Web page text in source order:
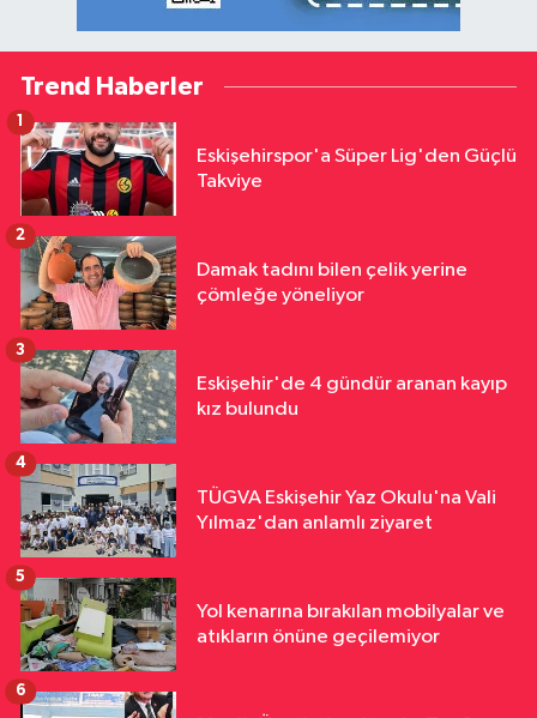
Trend Haberler
Eskişehirspor'a Süper Lig'den Güçlü
Takviye
1
Damak tadını bilen çelik yerine
çömleğe yöneliyor
2
Eskişehir'de 4 gündür aranan kayıp
kız bulundu
3
TÜGVA Eskişehir Yaz Okulu'na Vali
Yılmaz'dan anlamlı ziyaret
4
Yol kenarına bırakılan mobilyalar ve
atıkların önüne geçilemiyor
5
6